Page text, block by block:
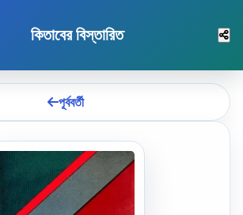
কিতাবের বিস্তারিত
পূর্ববর্তী